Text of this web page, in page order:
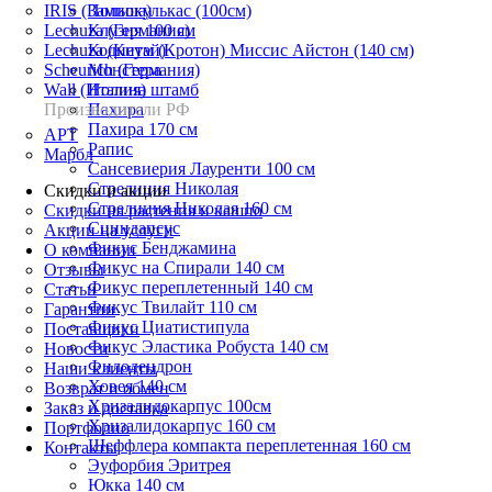
IRIS (Польша)
Lechuza (Германия)
Lechuza (Китай)
Scheurich (Германия)
Wall (Италия)
Производители РФ
АРТ
Марбл
Скидки и акции
Скидки на растения и кашпо
Акции на услуги
О компании
Отзывы
Статьи
Гарантии
Поставщики
Новости
Наши клиенты
Возврат и обмен
Заказ и доставка
Портфолио
Контакты
Замиокулькас (100см)
Клузия 100 см
Кодиеум (Кротон) Миссис Айстон (140 см)
Монстера
Нолина штамб
Пахира
Пахира 170 см
Рапис
Сансевиерия Лауренти 100 см
Стрелиция Николая
Стрелиция Николая 160 см
Сциндапсус
Фикус Бенджамина
Фикус на Спирали 140 см
Фикус переплетенный 140 см
Фикус Твилайт 110 см
Фикус Циатистипула
Фикус Эластика Робуста 140 см
Филодендрон
Ховея 140 см
Хризалидокарпус 100см
Хризалидокарпус 160 см
Шеффлера компакта переплетенная 160 см
Эуфорбия Эритрея
Юкка 140 см